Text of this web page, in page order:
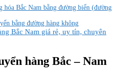
hóa Bắc Nam bằng đường biển (đường
bằng đường hàng không
Bắc Nam giá rẻ, uy tín, chuyên
hàng Bắc – Nam